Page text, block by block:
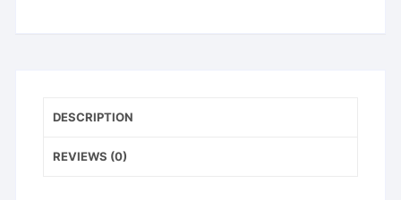
DESCRIPTION
REVIEWS (0)